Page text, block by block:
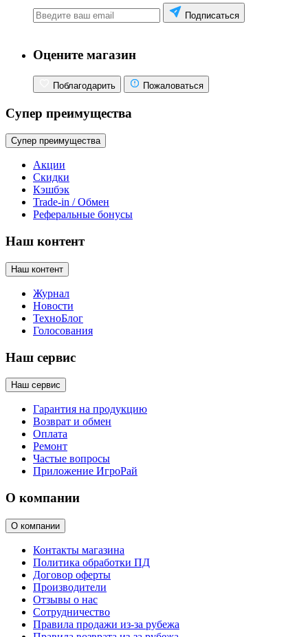
Подписаться
Оцените магазин
Поблагодарить Пожаловаться
Супер преимущества
Супер преимущества
Акции
Скидки
Кэшбэк
Trade-in / Обмен
Реферальные бонусы
Наш контент
Наш контент
Журнал
Новости
ТехноБлог
Голосования
Наш сервис
Наш сервис
Гарантия на продукцию
Возврат и обмен
Оплата
Ремонт
Частые вопросы
Приложение ИгроРай
О компании
О компании
Контакты магазина
Политика обработки ПД
Договор оферты
Производители
Отзывы о нас
Сотрудничество
Правила продажи из-за рубежа